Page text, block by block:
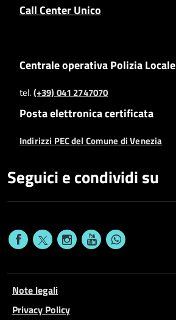
Call Center Unico
Centrale operativa Polizia Locale
tel.(+39) 041 2747070
Posta elettronica certificata
Indirizzi PEC del Comune di Venezia
Seguici e condividi su
Note legali
Privacy Policy